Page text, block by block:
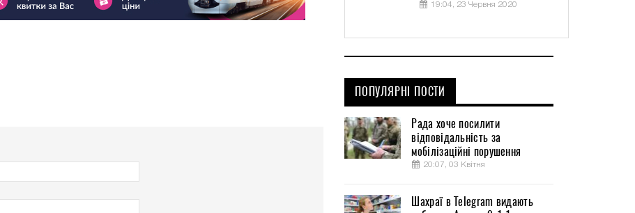
19:04, 23 Червня 2020
ПОПУЛЯРНІ ПОСТИ
Рада хоче посилити
відповідальність за
мобілізаційні порушення
20:07, 03 Квітня
Шахраї в Telegram видають